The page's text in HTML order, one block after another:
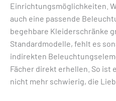
Einrichtungsmöglichkeiten.
auch eine passende
begehbare Kleiderschränke
Standardmodelle, fehlt es
indirekten
Fächer direkt erhellen. So ist
nicht mehr schwierig, die